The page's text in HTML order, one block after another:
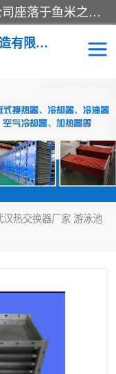
泰州市金锐达换热设备制造有限公司座落于鱼米之乡、祥泰之州一江苏泰州。是一家多年从事换热设备研究、设计、制造、销售、服务于一体的生产企业。
泰州市金锐达换热设备制造有限公司
汉热交换器厂家 游泳池